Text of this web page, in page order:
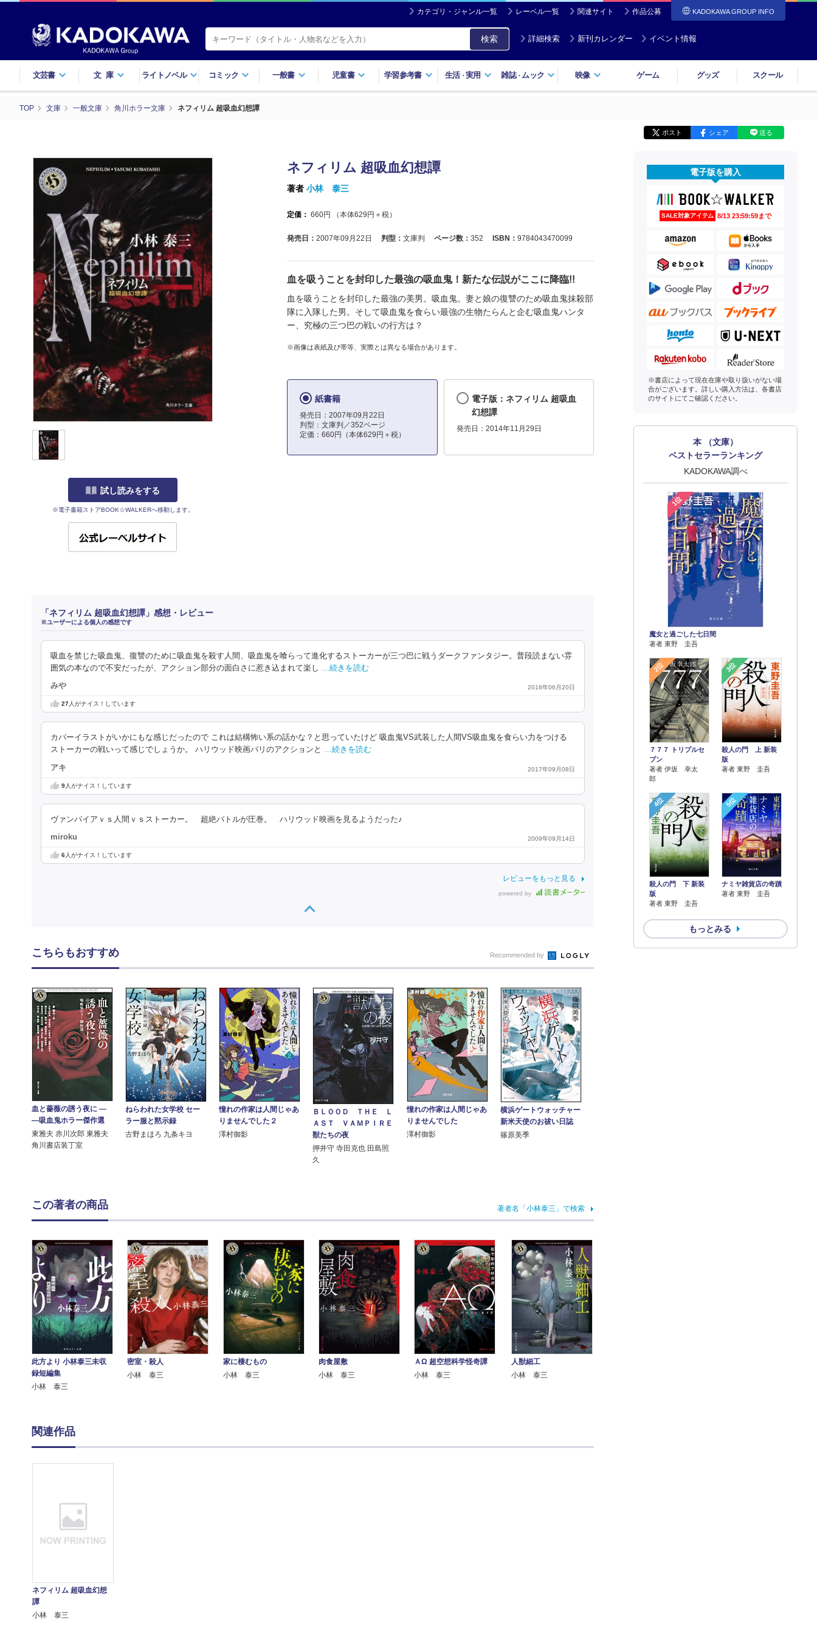
カテゴリ・ジャンル一覧 レーベル一覧 関連サイト 作品公募 KADOKAWA GROUP INFO
検索 詳細検索 新刊カレンダー イベント情報
文芸書 文庫 ライトノベル コミック 一般書 児童書 学習参考書 生活・実用 雑誌・ ムック 映像 ゲーム グッズ スクール
TOP 文庫 一般文庫 角川ホラー文庫 ネフィリム 超吸血幻想譚
ポスト シェア 送る
試し読みをする
※電子書籍ストアBOOK☆WALKERへ移動します。
ネフィリム 超吸血幻想譚
著者 小林 泰三
定価： 660円 （本体629 円＋税）
発売日： 2007年09月22日 判型： 文庫判 ページ数： 352 ISBN： 9784043470099
血を吸うことを封印した最強の吸血鬼！新たな伝説がここに降臨!!
血を吸うことを封印した最強の美男。吸血鬼。妻と娘の復讐のため吸血鬼抹殺部
隊に入隊した男。そして吸血鬼を食らい最強の生物たらんと企む吸血鬼ハンタ
ー、究極の三つ巴の戦いの行方は？
※画像は表紙及び帯等、実際とは異なる場合があります。
紙書籍
発売日：2007年09月22日
判型：文庫判／352ページ
定価：660円（本体629円＋税）
電子版：ネフィリム 超吸血
幻想譚
発売日：2014年11月29日
「ネフィリム 超吸血幻想譚」感想・レビュー
※ユーザーによる個人の感想です
吸血を禁じた吸血鬼、復讐のために吸血鬼を殺す人間、吸血鬼を喰らって進化するストーカーが三つ巴に戦うダークファンタジー。普段読まない雰
囲気の本なので不安だったが、アクション部分の面白さに惹き込まれて楽し
…続きを読む
みや 2018年06月20日
27人がナイス！しています
カバーイラストがいかにもな感じだったので これは結構怖い系の話かな？と思っていたけど 吸血鬼VS武装した人間VS吸血鬼を食らい力をつける
ストーカーの戦いって感じでしょうか。 ハリウッド映画バリのアクションと …続きを読む
アキ 2017年09月08日
9人がナイス！しています
ヴァンパイアｖｓ人間ｖｓストーカー。 超絶バトルが圧巻。 ハリウッド映画を見るようだった♪
miroku 2009年09月14日
6人がナイス！しています
レビューをもっと見る
powered by
電子版を購入
SALE対象アイテム 8/13 23:59:59まで
※書店によって現在在庫や取り扱いがない場
合がございます。詳しい購入方法は、各書店
のサイトにてご確認ください。
本 （文庫）
ベストセラーランキング
KADOKAWA調べ
1位
魔女と過ごした七日間
著者 東野 圭吾
2位
７７７ トリプルセ
ブン
著者 伊坂 幸太
郎
3位
殺人の門 上 新装
版
著者 東野 圭吾
4位
殺人の門 下 新装
版
著者 東野 圭吾
5位
ナミヤ雑貨店の奇蹟
著者 東野 圭吾
もっとみる
こちらもおすすめ Recommended by
血と薔薇の誘う夜に ―
―吸血鬼ホラー傑作選
東雅夫 赤川次郎 東雅夫
角川書店装丁室
ねらわれた女学校 セー
ラー服と黙示録
古野まほろ 九条キヨ
憧れの作家は人間じゃあ
りませんでした２
澤村御影
ＢＬＯＯＤ ＴＨＥ Ｌ
ＡＳＴ ＶＡＭＰＩＲＥ
獣たちの夜
押井守 寺田克也 田島照
久
憧れの作家は人間じゃあ
りませんでした
澤村御影
横浜ゲートウォッチャー
新米天使のお祓い日誌
篠原美季
この著者の商品 著者名「小林泰三」で検索
此方より 小林泰三未収
録短編集
小林 泰三
密室・殺人
小林 泰三
家に棲むもの
小林 泰三
肉食屋敷
小林 泰三
ＡΩ 超空想科学怪奇譚
小林 泰三
人獣細工
小林 泰三
関連作品
ネフィリム 超吸血幻想
譚
小林 泰三